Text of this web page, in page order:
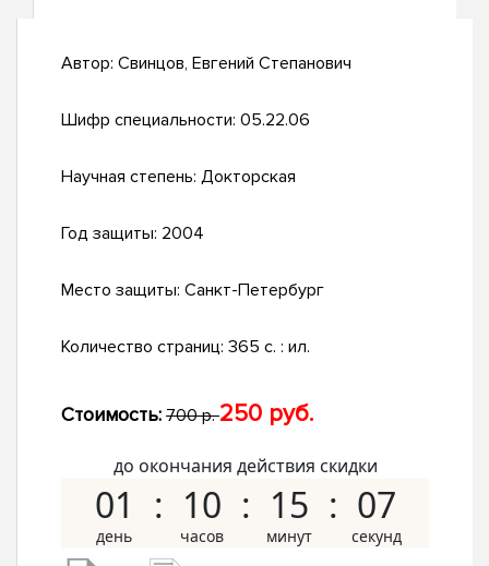
Автор: Свинцов, Евгений Степанович
Шифр специальности: 05.22.06
Научная степень: Докторская
Год защиты: 2004
Место защиты: Санкт-Петербург
Количество страниц: 365 с. : ил.
Стоимость: 700 р.250 руб.
до окончания действия скидки
01 10 15 06